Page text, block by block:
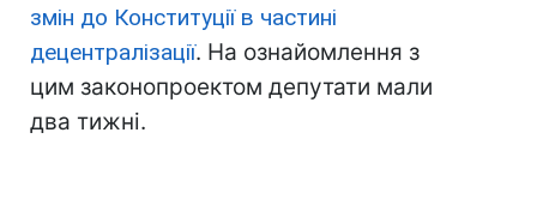
змін до Конституції в частині
децентралізації. На ознайомлення з
цим законопроектом депутати мали
два тижні.